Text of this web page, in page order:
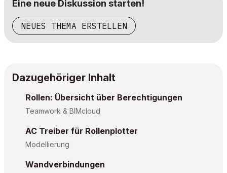
Eine neue Diskussion starten!
NEUES THEMA ERSTELLEN
Dazugehöriger Inhalt
Rollen: Übersicht über Berechtigungen
Teamwork & BIMcloud
AC Treiber für Rollenplotter
Modellierung
Wandverbindungen